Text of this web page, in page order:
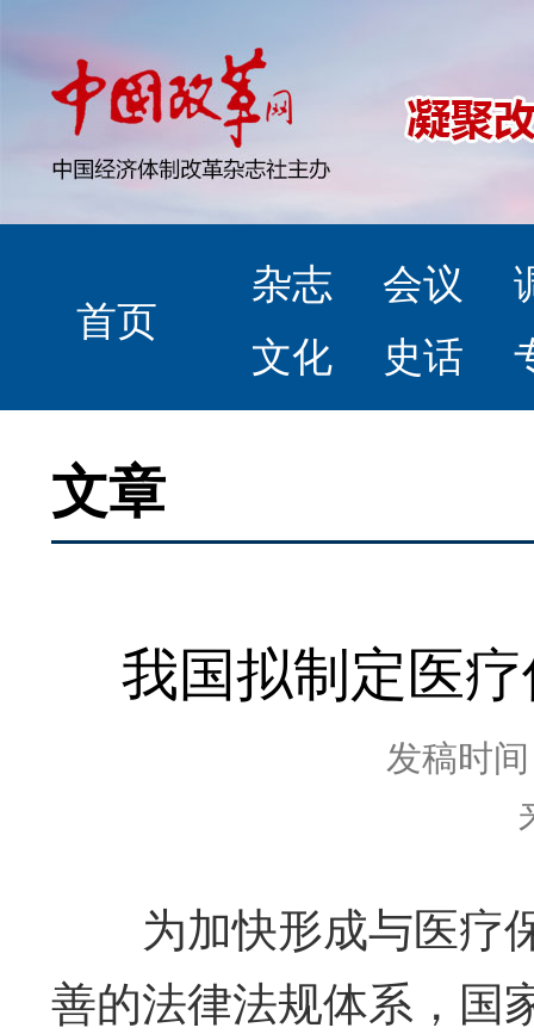
首页
杂志 会议
文化
史话
文章
我国拟制定医
发稿时
为加快形成与医疗
善的法律法规体系，国